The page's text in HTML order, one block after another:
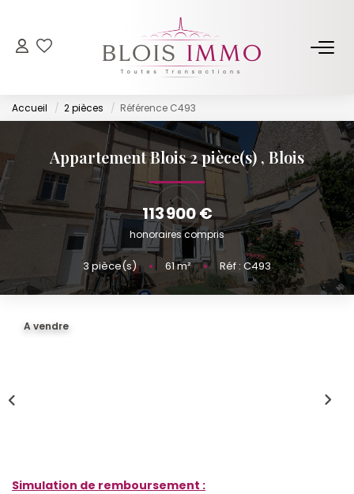
NOS BIENS
Acheter
Louer
Biens Vendus Et Loués
Off Market
ESTIMER
FAIRE GÉRER
Accueil 2 pièces Référence C493
Appartement Blois 2 pièce(s),Blois
113 900 €
honoraires compris
3pièce(s) • 61m² • Réf : C493
A vendre
Simulation de remboursement :